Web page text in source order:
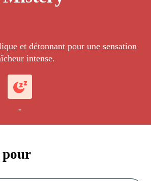
et détonnant pour une sensation
intense.
-
pour